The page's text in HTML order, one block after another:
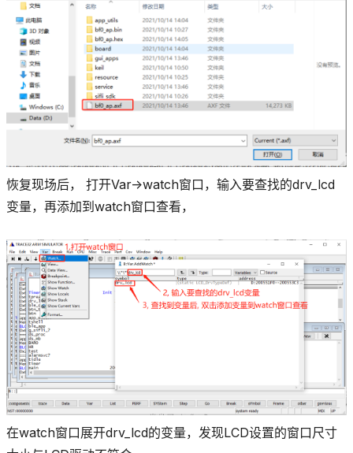
恢复现场后， 打开Var->watch窗口，输入要查找的drv_lcd
变量，再添加到watch窗口查看，
在watch窗口展开drv_lcd的变量，发现LCD设置的窗口尺寸